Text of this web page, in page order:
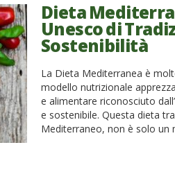
Dieta
Unesco di
Sostenibilità
La Dieta Mediterranea è
modello nutrizionale
e alimentare riconosciuto
e sostenibile. Questa dieta
Mediterraneo, non è solo un